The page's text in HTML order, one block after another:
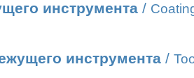
инструмента /
инструмента /